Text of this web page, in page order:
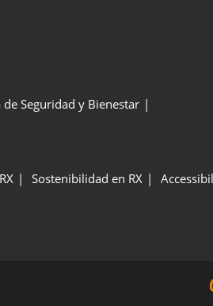
de Seguridad y Bienestar
Sostenibilidad en RX